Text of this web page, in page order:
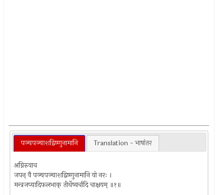
पञ्चपञ्चाशद्विष्णुनामानि Translation - भाषांतर
अग्निरुवाच
जपन् वै पञ्चपञ्चाशद्विष्णुनामानि यो नरः ।
मन्त्रजप्यादिफलभाक् तीर्थेष्वर्चादि चाक्षयम् ॥१॥